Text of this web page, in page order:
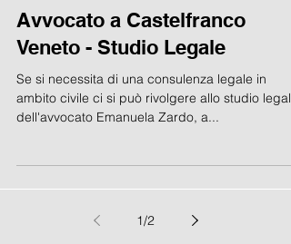
Avvocato a Castelfranco
Veneto - Studio Legale
Se si necessita di una consulenza legale in
ambito civile ci si può rivolgere allo studio legale
dell'avvocato Emanuela Zardo, a...
1/2